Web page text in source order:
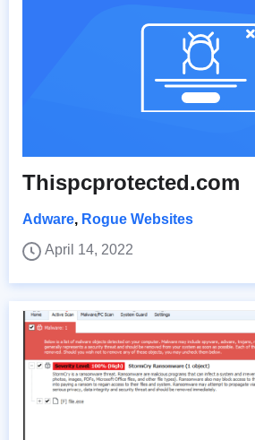
Thispcprotected.com
Adware, Rogue Websites
April 14, 2022